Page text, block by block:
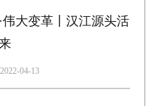
大变革丨汉江源头活
04-13